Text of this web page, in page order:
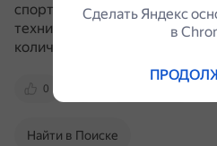
спортсмену,
технику работы рук и ног и
количество ударов ногами и
0
Найти в Поиске
Сделать Яндекс
в